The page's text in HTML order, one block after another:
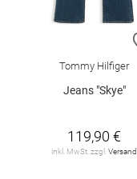
Tommy Hilfiger
Jeans "Skye"
119,90 €
inkl. MwSt. zzgl. Versand